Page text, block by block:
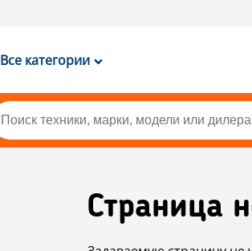
Все категории
Страница